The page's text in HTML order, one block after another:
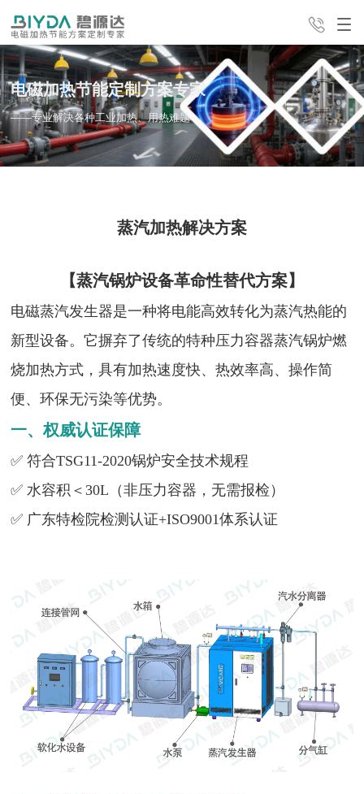
产品中心 解决方案 经典案例
服务支持 新闻中心 公司介绍 24H全国咨询热线
电磁加热节能定制方案专家
——专业解决各种工业加热、用热难题
蒸汽加热解决方案​
【蒸汽锅炉设备革命性替代方案】
电磁蒸汽发生器是一种将电能高效转化为蒸汽热能的
新型设备。它摒弃了传统的特种压力容器蒸汽锅炉燃
烧加热方式，具有加热速度快、热效率高、操作简
便、环保无污染等优势。
一、权威认证保障
✅ 符合TSG11-2020锅炉安全技术规程
✅ 水容积＜30L（非压力容器，无需报检）
✅ 广东特检院检测认证+ISO9001体系认证